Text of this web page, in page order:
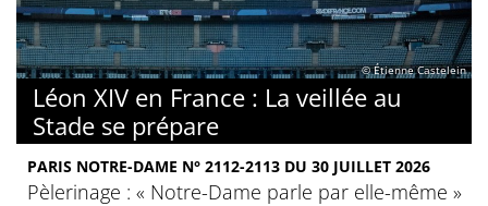
© Étienne Castelein
Léon XIV en France : La veillée au
Stade se prépare
PARIS NOTRE-DAME N° 2112-2113 DU 30 JUILLET 2026
Pèlerinage : « Notre-Dame parle par elle-même »